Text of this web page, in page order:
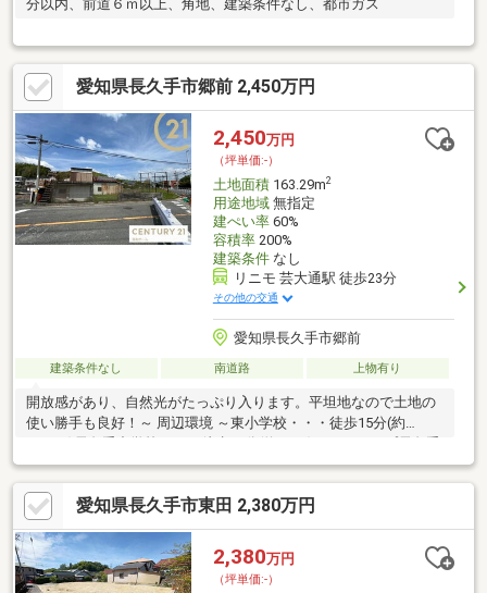
分以内、前道６ｍ以上、角地、建築条件なし、都市ガス
愛知県長久手市郷前 2,450万円
2,450万円
（坪単価:-）
土地面積163.29m2
用途地域無指定
建ぺい率60%
容積率200%
建築条件なし
リニモ 芸大通駅 徒歩23分
その他の交通
愛知県長久手市郷前
建築条件なし 南道路 上物有り
開放感があり、自然光がたっぷり入ります。平坦地なので土地の
使い勝手も良好！～ 周辺環境 ～東小学校・・・徒歩15分(約
岩作店・・・車3分(約1200m)ベイシア Foods Park 長久手
店・・・車7分(約2700m)イオンモール長久手・・・車6分(約
2700m)IKEA長久手・・・車4分(約1900m)あぐりん村・・・徒歩4
分(約250m)
愛知県長久手市東田 2,380万円
2,380万円
（坪単価:-）